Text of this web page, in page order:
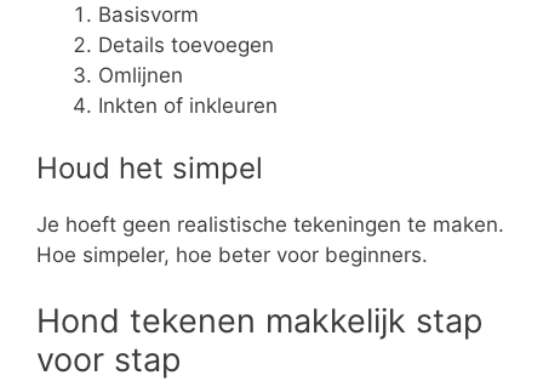
Basisvorm
Details toevoegen
Omlijnen
Inkten of inkleuren
Houd het simpel
Je hoeft geen realistische tekeningen te maken.
Hoe simpeler, hoe beter voor beginners.
Hond tekenen makkelijk stap
voor stap